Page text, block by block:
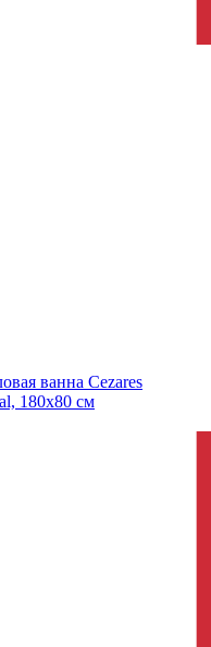
ванна Cezares
180x80 см